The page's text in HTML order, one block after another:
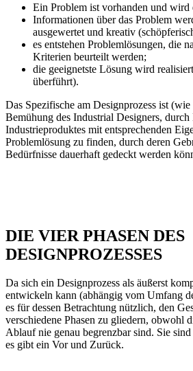
Ein Problem ist vorhanden und wird
Informationen über das Problem
ausgewertet und kreativ
es entstehen Problemlösungen, die
Kriterien beurteilt werden;
die geeignetste Lösung wird
überführt).
Das Spezifische am Designprozess ist
Bemühung des Industrial Designers,
Industrieproduktes mit entsprechenden
Problemlösung zu finden, durch deren
Bedürfnisse dauerhaft gedeckt werden
DIE VIER PHASEN DES
DESIGNPROZESSES
Da sich ein Designprozess als äußerst
entwickeln kann (abhängig vom Umfang
es für dessen Betrachtung nützlich, den
verschiedene Phasen zu gliedern, obwohl
Ablauf nie genau begrenzbar sind. Sie
es gibt ein Vor und Zurück.